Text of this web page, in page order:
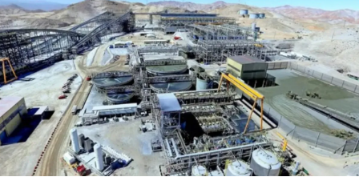
Página
Página
Página
Página
Página